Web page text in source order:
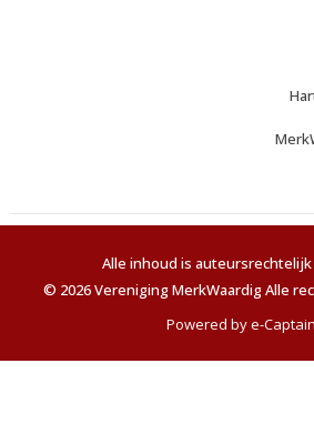
Alle inhoud is
© 2026 Vereniging MerkWaardig Alle
Powered by e-